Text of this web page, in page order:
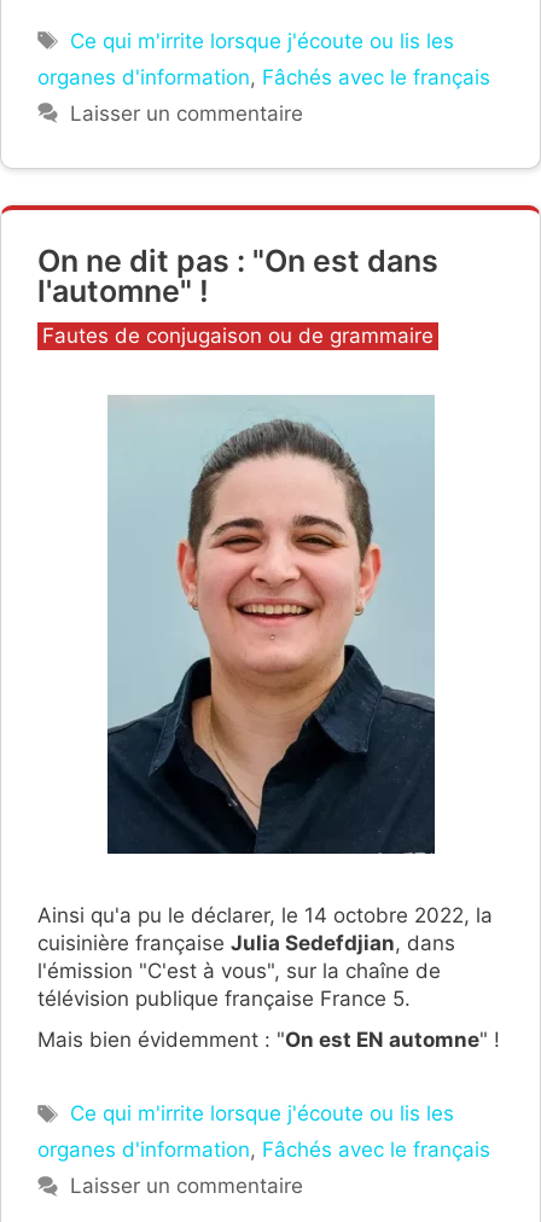
Étiquettes
Ce qui m'irrite lorsque j'écoute ou lis les
organes d'information, Fâchés avec le français
Laisser un commentaire
On ne dit pas : "On est dans
l'automne" !
Catégories
Fautes de conjugaison ou de grammaire
Ainsi qu'a pu le déclarer, le 14 octobre 2022, la
cuisinière française Julia Sedefdjian, dans
l'émission "C'est à vous", sur la chaîne de
télévision publique française France 5.
Mais bien évidemment : "On est EN automne" !
Étiquettes
Ce qui m'irrite lorsque j'écoute ou lis les
organes d'information, Fâchés avec le français
Laisser un commentaire